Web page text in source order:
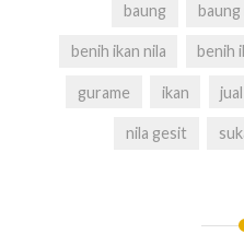
baung
benih ikan nila benih
gurame ikan jual
nila gesit